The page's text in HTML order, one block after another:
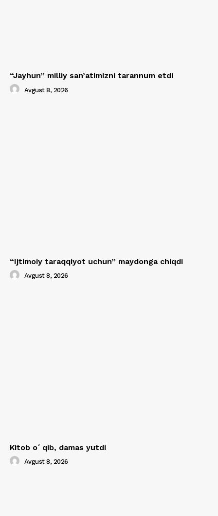
“Jayhun” milliy san’atimizni tarannum etdi
Avgust 8, 2026
“Ijtimoiy taraqqiyot uchun” maydonga chiqdi
Avgust 8, 2026
Kitob oʻqib, damas yutdi
Avgust 8, 2026